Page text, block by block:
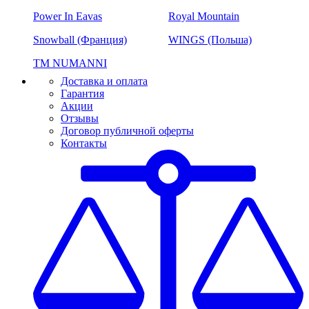
Power In Eavas
Royal Mountain
Snowball (Франция)
WINGS (Польша)
ТМ NUMANNI
Доставка и оплата
Гарантия
Акции
Отзывы
Договор публичной оферты
Контакты